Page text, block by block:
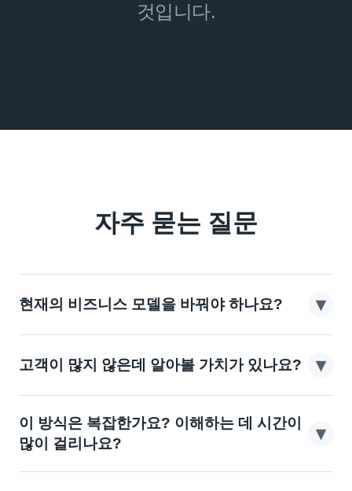
것입니다.
자주 묻는 질문
현재의 비즈니스 모델을 바꿔야 하나요? ▾
기반 위에 새로운 구조를 추가하는 것이지, 모든
것을 뒤엎고 다시 시작하는 것이 아닙니다. 현재
하는 비즈니스는 계속 하시면 됩니다.
고객이 많지 않은데 알아볼 가치가 있나요? ▾
것은 비즈니스를 하고 있는지, 산업이 이 방식의
이 방식은 복잡한가요? 이해하는 데 시간이
많이 걸리나요?
▾